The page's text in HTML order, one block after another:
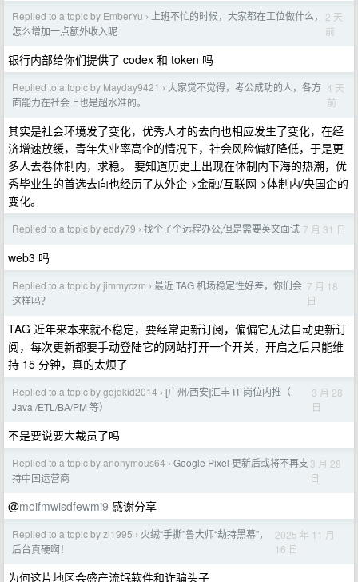
Replied to a topic by EmberYu ›
上班不忙的时候，大家都在工位做什么，
怎么增加一点额外收入呢
2 天
前
银行内部给你们提供了 codex 和 token 吗
Replied to a topic by Mayday9421 › 大家觉不觉得，考公成功的人，各方
面能力在社会上也是超水准的。
4 天
前
其实是社会环境发了变化，优秀人才的去向也相应发生了变化，在经
济增速放缓，青年失业率高企的情况下，社会风险偏好降低，于是更
多人去卷体制内，求稳。 要知道历史上出现在体制内下海的热潮，优
秀毕业生的首选去向也经历了从外企->金融/互联网->体制内/央国企的
变化。
Replied to a topic by eddy79 › 找个了个远程办公,但是需要英文面试 7 月 31 日
web3 吗
Replied to a topic by jimmyczm › 最近 TAG 机场稳定性好差，你们会
这样吗？
7 月 18
日
TAG 近年来本来就不稳定，要经常更新订阅，偏偏它无法自动更新订
阅，每次更新都要手动登陆它的网站打开一个开关，开启之后只能维
持 15 分钟，真的太烦了
Replied to a topic by gdjdkid2014 › [广州/西安]汇丰 IT 岗位内推（
Java /ETL/BA/PM 等）
3 月 28
日
不是要说要大裁员了吗
Replied to a topic by anonymous64 › Google Pixel 更新后或将不再支
持中国运营商
3 月 28
日
@moifmwisdfewmi9 感谢分享
Replied to a topic by zl1995 › 火绒“手撕”鲁大师“劫持黑幕”，
后台真硬啊！
2025 年 11 月
16 日
为何这片地区会盛产流氓软件和诈骗头子